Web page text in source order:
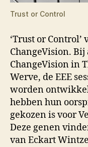
Trust or Control
‘Trust or
ChangeVision.
ChangeVision in
Werve, de EEE
worden
hebben hun
gekozen is voor
Deze genen
van Eckart